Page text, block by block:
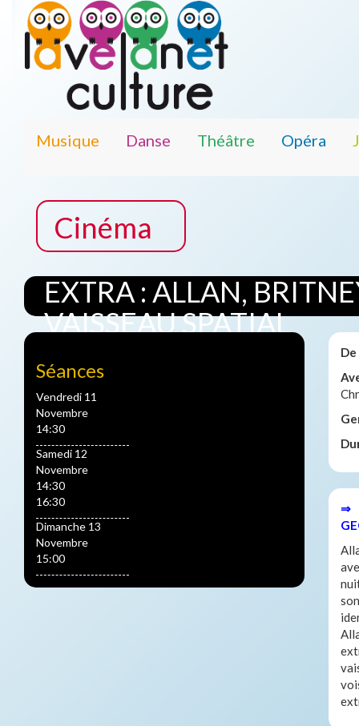
Musique Danse Théâtre Opéra
Cinéma
EXTRA : ALLAN,
VAISSEAU SPATIAL
Séances
Vendredi 11
Novembre
14:30
Samedi 12
Novembre
14:30
16:30
Dimanche 13
Novembre
15:00
De
⇒